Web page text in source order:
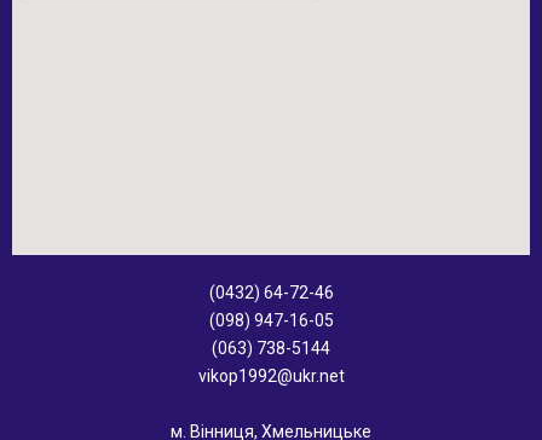
(0432) 64-72-46
(098) 947-16-05
(063) 738-5144
vikop1992@ukr.net
м. Вінниця, Хмельницьке